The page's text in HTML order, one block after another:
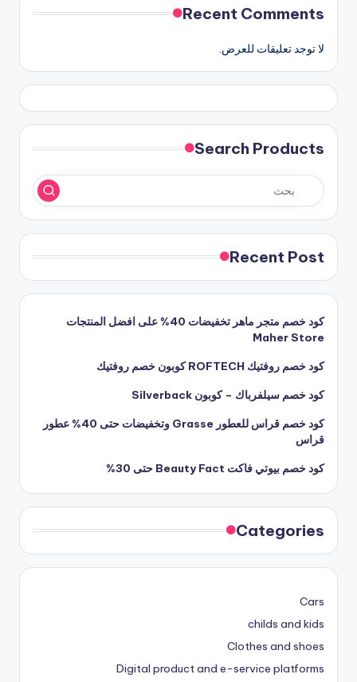
Recent Comments
لا توجد تعليقات للعرض.
Search Products
Recent Post
كود خصم متجر ماهر تخفيضات 40% على افضل المنتجات
Maher Store
كود خصم روفتيك ROFTECH كوبون خصم روفتيك
كود خصم سيلفرباك – كوبون Silverback
كود خصم قراس للعطور Grasse وتخفيضات حتى 40% عطور
قراس
كود خصم بيوتي فاكت Beauty Fact حتى 30%
Categories
Cars
childs and kids
Clothes and shoes
Digital product and e-service platforms